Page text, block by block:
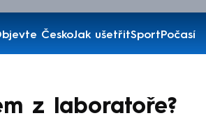
ČeskoJak ušetřitSportPočasí
z laboratoře?